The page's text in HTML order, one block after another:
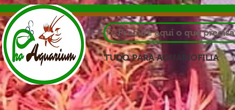
Procure aqui o que precisa
TUDO PARA AQUARIOFILIA